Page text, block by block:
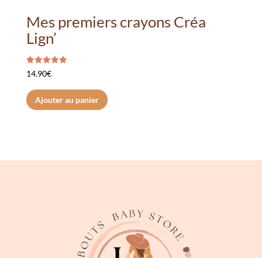
Mes premiers crayons Créa
Lign’
Note
5.00
14.90€
Ajouter au panier